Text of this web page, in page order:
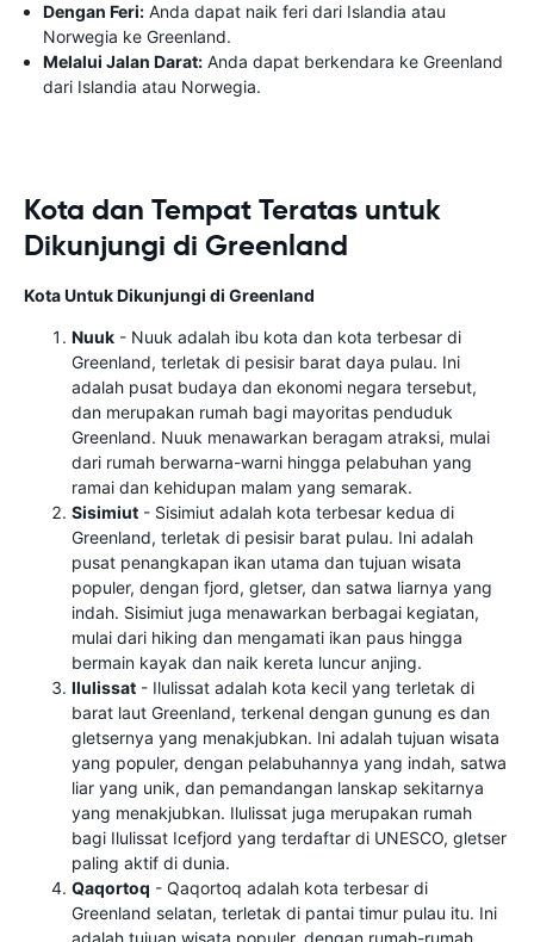
Dengan Feri: Anda dapat naik feri dari Islandia atau
Norwegia ke Greenland.
Melalui Jalan Darat: Anda dapat berkendara ke Greenland
dari Islandia atau Norwegia.
Kota dan Tempat Teratas untuk
Dikunjungi di Greenland
Kota Untuk Dikunjungi di Greenland
Nuuk - Nuuk adalah ibu kota dan kota terbesar di
Greenland, terletak di pesisir barat daya pulau. Ini
adalah pusat budaya dan ekonomi negara tersebut,
dan merupakan rumah bagi mayoritas penduduk
Greenland. Nuuk menawarkan beragam atraksi, mulai
dari rumah berwarna-warni hingga pelabuhan yang
ramai dan kehidupan malam yang semarak.
Sisimiut - Sisimiut adalah kota terbesar kedua di
Greenland, terletak di pesisir barat pulau. Ini adalah
pusat penangkapan ikan utama dan tujuan wisata
populer, dengan fjord, gletser, dan satwa liarnya yang
indah. Sisimiut juga menawarkan berbagai kegiatan,
mulai dari hiking dan mengamati ikan paus hingga
bermain kayak dan naik kereta luncur anjing.
Ilulissat - Ilulissat adalah kota kecil yang terletak di
barat laut Greenland, terkenal dengan gunung es dan
gletsernya yang menakjubkan. Ini adalah tujuan wisata
yang populer, dengan pelabuhannya yang indah, satwa
liar yang unik, dan pemandangan lanskap sekitarnya
yang menakjubkan. Ilulissat juga merupakan rumah
bagi Ilulissat Icefjord yang terdaftar di UNESCO, gletser
paling aktif di dunia.
Qaqortoq - Qaqortoq adalah kota terbesar di
Greenland selatan, terletak di pantai timur pulau itu. Ini
adalah tujuan wisata populer, dengan rumah-rumah